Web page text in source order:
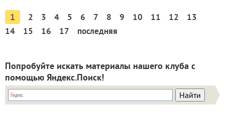
1 2 3 4 5 6 7 8 9 10 11 12
13
14
15 16 17 последняя
Попробуйте искать материалы нашего клуба с
помощью Яндекс.Поиск!